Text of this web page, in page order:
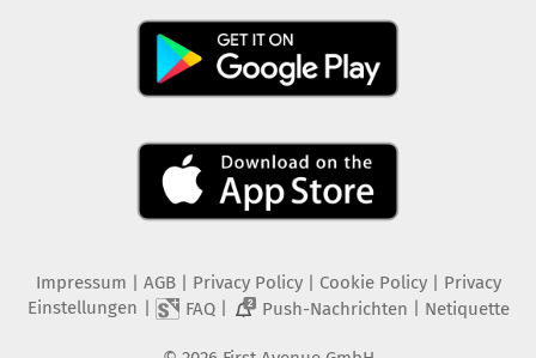
Impressum | AGB | Privacy Policy| Cookie Policy| Privacy
Einstellungen | FAQ| 2 Push-Nachrichten | Netiquette